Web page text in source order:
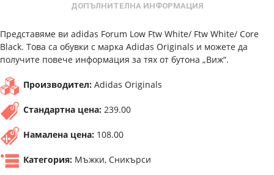
ДОПЪЛНИТЕЛНА ИНФОРМАЦИЯ
Представяме ви adidas Forum Low Ftw White/ Ftw White/ Core
Black. Това са обувки с марка Adidas Originals и можете да
получите повече информация за тях от бутона „Виж“.
Производител: Adidas Originals
Стандартна цена: 239.00
Намалена цена: 108.00
Категория: Мъжки, Сникърси